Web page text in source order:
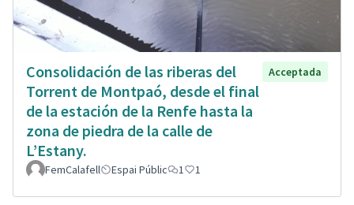
Consolidación de las riberas del
Torrent de Montpaó, desde el final
de la estación de la Renfe hasta la
zona de piedra de la calle de
L’Estany.
Acceptada
FemCalafell Espai Públic 1 1